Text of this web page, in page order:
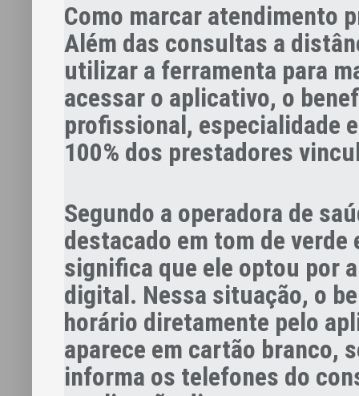
Como marcar atendimento
Além das consultas a
utilizar a ferramenta para
acessar o aplicativo, o
profissional, especialidade
100% dos prestadores
Segundo a operadora de
destacado em tom de verde
significa que ele optou por
digital. Nessa situação, o
horário diretamente pelo
aparece em cartão branco,
informa os telefones do